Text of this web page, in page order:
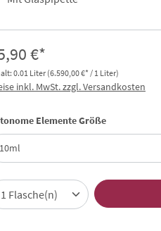
€*
0.01 Liter (6.590,00 €* / 1 Liter)
inkl. MwSt. zzgl. Versandkosten
Elemente Größeauswählen